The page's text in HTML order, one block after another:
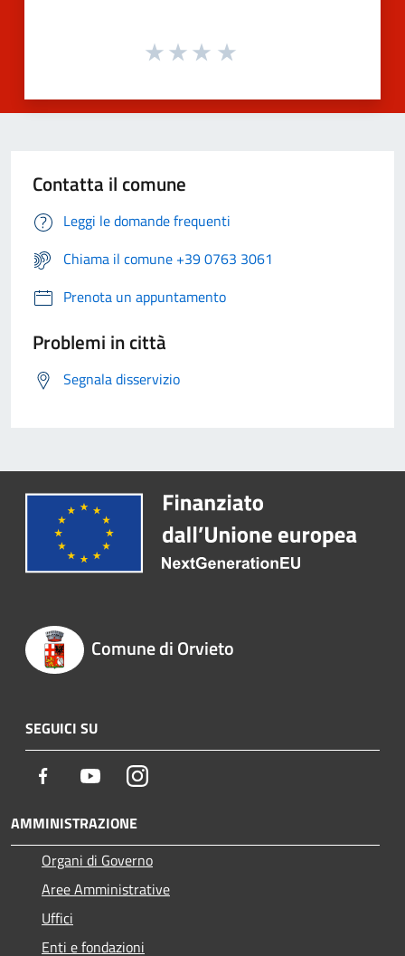
Contatta il comune
Leggi le domande frequenti
Chiama il comune +39 0763 3061
Prenota un appuntamento
Problemi in città
Segnala disservizio
Comune di Orvieto
SEGUICI SU
Facebook YoutubeInstagram
AMMINISTRAZIONE
Organi di Governo
Aree Amministrative
Uffici
Enti e fondazioni